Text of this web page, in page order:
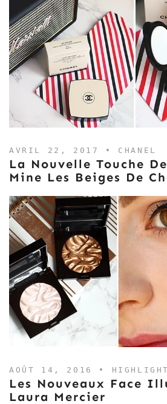
AVRIL 22, 2017 • CHANEL
La Nouvelle Touche
Mine Les Beiges De
AOÛT 14, 2016 •
Les Nouveaux Face
Laura Mercier